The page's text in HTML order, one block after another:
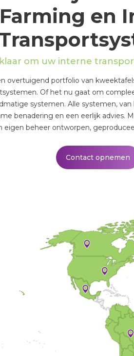
Farming en
om uw interne
overtuigend portfolio van
Of het nu gaat om
systemen. Alle systemen,
benadering en een eerlijk advies.
eigen beheer ontworpen,
Contact opnemen